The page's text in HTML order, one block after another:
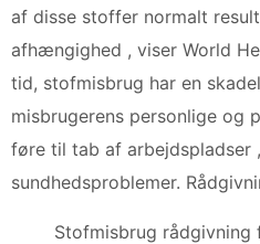
af disse stoffer normalt
afhængighed , viser World
tid, stofmisbrug har en
misbrugerens personlige og
føre til tab af arbejdspladser
sundhedsproblemer.
Stofmisbrug rådgivning